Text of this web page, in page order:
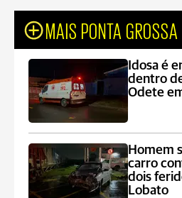
MAIS PONTA GROSSA
Idosa é
dentro
Odete
Homem
carro
dois
Lobato